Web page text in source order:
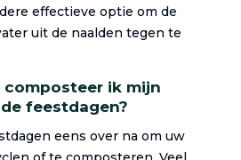
effectieve optie om de
uit de naalden tegen te
composteer ik mijn
feestdagen?
eens over na om uw